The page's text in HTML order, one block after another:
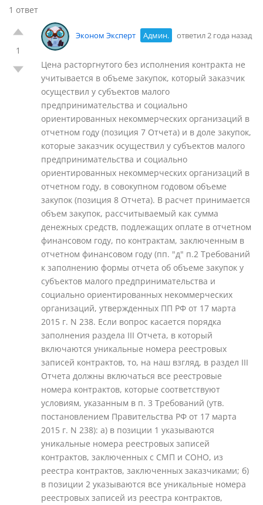
1 ответ
1
Эконом Эксперт Админ. ответил 2 года назад
Цена расторгнутого без исполнения контракта не
учитывается в объеме закупок, который заказчик
осуществил у субъектов малого
предпринимательства и социально
ориентированных некоммерческих организаций в
отчетном году (позиция 7 Отчета) и в доле закупок,
которые заказчик осуществил у субъектов малого
предпринимательства и социально
ориентированных некоммерческих организаций в
отчетном году, в совокупном годовом объеме
закупок (позиция 8 Отчета). В расчет принимается
объем закупок, рассчитываемый как сумма
денежных средств, подлежащих оплате в отчетном
финансовом году, по контрактам, заключенным в
отчетном финансовом году (пп. "д" п.2 Требований
к заполнению формы отчета об объеме закупок у
субъектов малого предпринимательства и
социально ориентированных некоммерческих
организаций, утвержденных ПП РФ от 17 марта
2015 г. N 238. Если вопрос касается порядка
заполнения раздела III Отчета, в который
включаются уникальные номера реестровых
записей контрактов, то, на наш взгляд, в раздел III
Отчета должны включаться все реестровые
номера контрактов, которые соответствуют
условиям, указанным в п. 3 Требований (утв.
постановлением Правительства РФ от 17 марта
2015 г. N 238): а) в позиции 1 указываются
уникальные номера реестровых записей
контрактов, заключенных с СМП и СОНО, из
реестра контрактов, заключенных заказчиками; б)
в позиции 2 указываются все уникальные номера
реестровых записей из реестра контрактов,